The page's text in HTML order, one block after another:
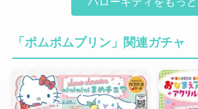
「ポムポムプリン」関連ガチャ